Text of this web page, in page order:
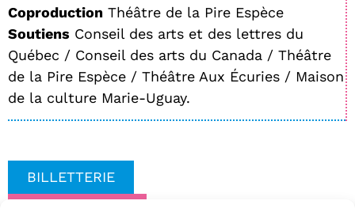
Coproduction Théâtre de la Pire Espèce
Soutiens Conseil des arts et des lettres du
Québec / Conseil des arts du Canada / Théâtre
de la Pire Espèce / Théâtre Aux Écuries / Maison
de la culture Marie-Uguay.
BILLETTERIE